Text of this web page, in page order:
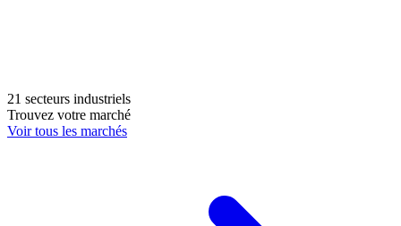
21 secteurs industriels
Trouvez votre marché
Voir tous les marchés